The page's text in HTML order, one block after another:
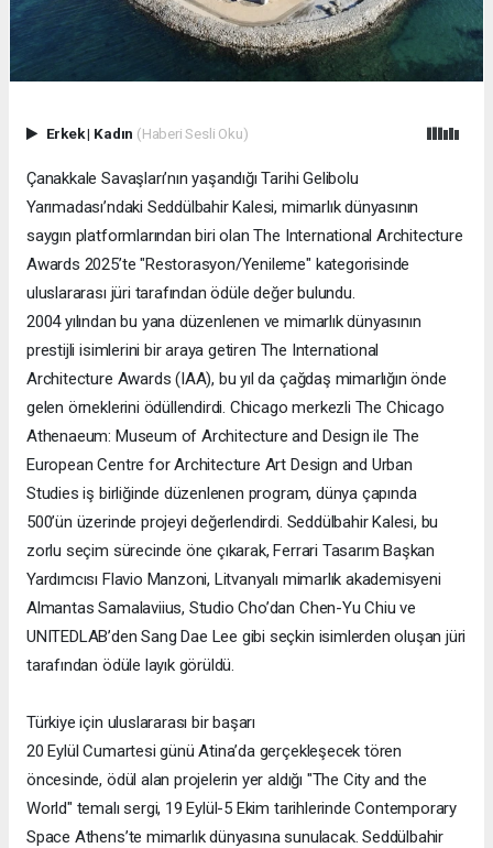
Erkek| Kadın (Haberi Sesli Oku)
Çanakkale Savaşları’nın yaşandığı Tarihi Gelibolu
Yarımadası’ndaki Seddülbahir Kalesi, mimarlık dünyasının
saygın platformlarından biri olan The International Architecture
Awards 2025’te "Restorasyon/Yenileme" kategorisinde
uluslararası jüri tarafından ödüle değer bulundu.
2004 yılından bu yana düzenlenen ve mimarlık dünyasının
prestijli isimlerini bir araya getiren The International
Architecture Awards (IAA), bu yıl da çağdaş mimarlığın önde
gelen örneklerini ödüllendirdi. Chicago merkezli The Chicago
Athenaeum: Museum of Architecture and Design ile The
European Centre for Architecture Art Design and Urban
Studies iş birliğinde düzenlenen program, dünya çapında
500’ün üzerinde projeyi değerlendirdi. Seddülbahir Kalesi, bu
zorlu seçim sürecinde öne çıkarak, Ferrari Tasarım Başkan
Yardımcısı Flavio Manzoni, Litvanyalı mimarlık akademisyeni
Almantas Samalaviius, Studio Cho’dan Chen-Yu Chiu ve
UNITEDLAB’den Sang Dae Lee gibi seçkin isimlerden oluşan jüri
tarafından ödüle layık görüldü.
Türkiye için uluslararası bir başarı
20 Eylül Cumartesi günü Atina’da gerçekleşecek tören
öncesinde, ödül alan projelerin yer aldığı "The City and the
World" temalı sergi, 19 Eylül-5 Ekim tarihlerinde Contemporary
Space Athens’te mimarlık dünyasına sunulacak. Seddülbahir